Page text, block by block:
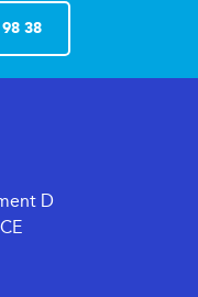
38
D